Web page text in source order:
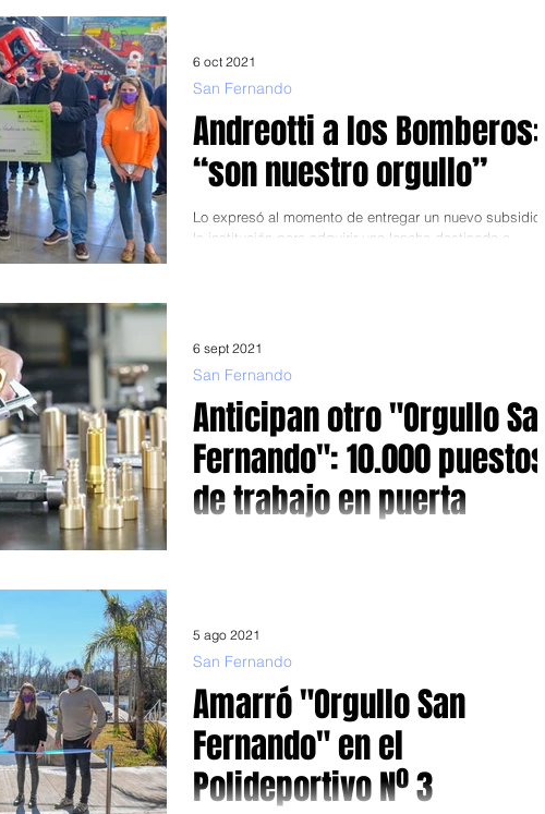
Andreotti a los Bomberos:
“son nuestro orgullo”
Lo expresó al momento de entregar un nuevo subsidio a
la institución para adquirir una lancha destinada a
San Fernando
6 oct 2021
Anticipan otro "Orgullo San
Fernando": 10.000 puestos
de trabajo en puerta
San Fernando
6 sept 2021
Amarró "Orgullo San
Fernando" en el
Polideportivo Nº 3
San Fernando
5 ago 2021